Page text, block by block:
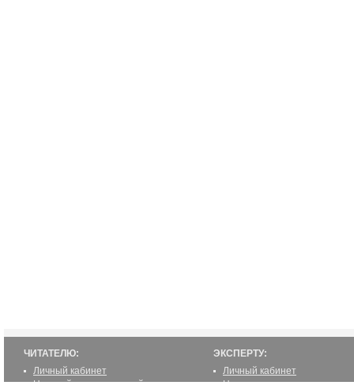
ЧИТАТЕЛЮ:
Личный кабинет
Настройка уведомлений
ЭКСПЕРТУ:
Личный кабинет
Написать статью